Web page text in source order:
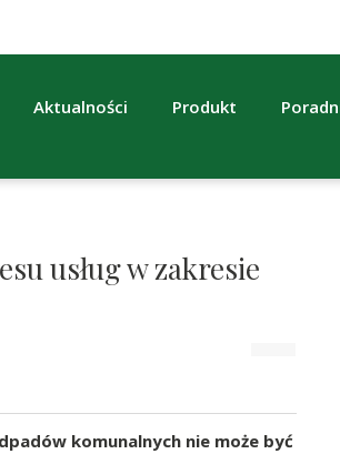
Aktualności Produkt
usług w zakresie
komunalnych nie może być